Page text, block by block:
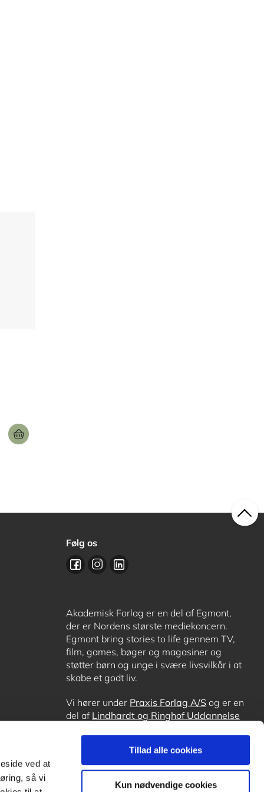
ved at
så vi
Tillad alle cookies
Kun nødvendige cookies
Følg os
Akademisk Forlag er en del af Egmont,
der er Nordens største mediekoncern.
Egmont bring stories to life gennem TV,
film, games, bøger og magasiner og
støtter børn og unge i svære livsvilkår i at
skabe et godt liv.
Vi hører under Praxis Forlag A/S og er en
del af Lindhardt og Ringhof Uddannelse
OrdblindetræningogForstå.dk.